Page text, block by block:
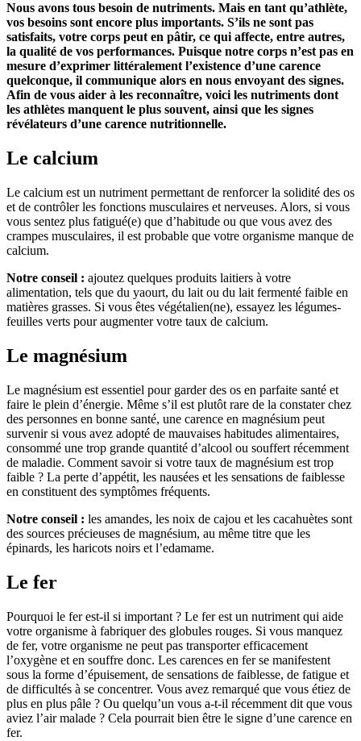
Nous avons tous besoin de nutriments. Mais en tant qu’athlète,
vos besoins sont encore plus importants. S’ils ne sont pas
satisfaits, votre corps peut en pâtir, ce qui affecte, entre autres,
la qualité de vos performances. Puisque notre corps n’est pas en
mesure d’exprimer littéralement l’existence d’une carence
quelconque, il communique alors en nous envoyant des signes.
Afin de vous aider à les reconnaître, voici les nutriments dont
les athlètes manquent le plus souvent, ainsi que les signes
révélateurs d’une carence nutritionnelle.
Le calcium
Le calcium est un nutriment permettant de renforcer la solidité des os
et de contrôler les fonctions musculaires et nerveuses. Alors, si vous
vous sentez plus fatigué(e) que d’habitude ou que vous avez des
crampes musculaires, il est probable que votre organisme manque de
calcium.
Notre conseil : ajoutez quelques produits laitiers à votre
alimentation, tels que du yaourt, du lait ou du lait fermenté faible en
matières grasses. Si vous êtes végétalien(ne), essayez les légumes-
feuilles verts pour augmenter votre taux de calcium.
Le magnésium
Le magnésium est essentiel pour garder des os en parfaite santé et
faire le plein d’énergie. Même s’il est plutôt rare de la constater chez
des personnes en bonne santé, une carence en magnésium peut
survenir si vous avez adopté de mauvaises habitudes alimentaires,
consommé une trop grande quantité d’alcool ou souffert récemment
de maladie. Comment savoir si votre taux de magnésium est trop
faible ? La perte d’appétit, les nausées et les sensations de faiblesse
en constituent des symptômes fréquents.
Notre conseil : les amandes, les noix de cajou et les cacahuètes sont
des sources précieuses de magnésium, au même titre que les
épinards, les haricots noirs et l’edamame.
Le fer
Pourquoi le fer est-il si important ? Le fer est un nutriment qui aide
votre organisme à fabriquer des globules rouges. Si vous manquez
de fer, votre organisme ne peut pas transporter efficacement
l’oxygène et en souffre donc. Les carences en fer se manifestent
sous la forme d’épuisement, de sensations de faiblesse, de fatigue et
de difficultés à se concentrer. Vous avez remarqué que vous étiez de
plus en plus pâle ? Ou quelqu’un vous a-t-il récemment dit que vous
aviez l’air malade ? Cela pourrait bien être le signe d’une carence en
fer.